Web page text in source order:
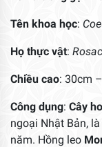
Tên khoa học:
Họ thực vật:
Chiều cao: 30cm
Công dụng: Cây
ngoại Nhật Bản,
năm. Hồng leo